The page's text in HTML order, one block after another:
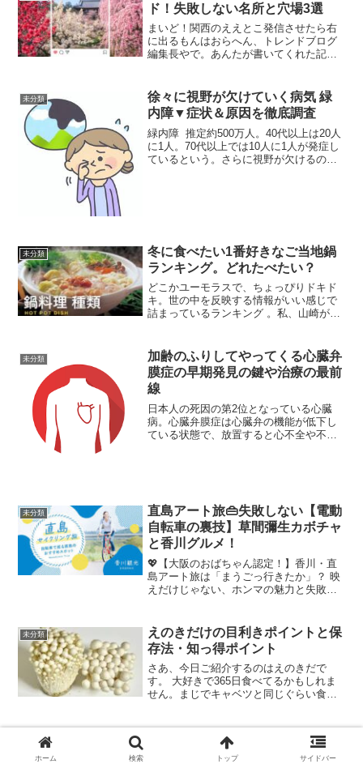
ド！失敗しない名所と穴場3選
まいど！関西のええとこ発信させたら右
に出るもんはおらへん、トレンドブログ
編集長やで。あんたが書いてくれた記
とくる「体温」が足りひんのとちゃう？
梅見に行こうと思ってる人は...
未分類
徐々に視野が欠けていく病気 緑
内障▼症状＆原因を徹底調査
緑内障 推定約500万人。40代以上は20人
に1人。70代以上では10人に1人が発症し
ているという。さらに視野が欠けるのに
未分類
冬に食べたい1番好きなご当地鍋
ランキング。どれたべたい？
どこかユーモラスで、ちょっぴりドキド
キ。世の中を反映する情報がいい感じで
詰まっているランキング 。私、山崎がだ
感できるのかプチ検証を行う企画で
す。 さあ、今週扱うのは冬...
未分類
加齢のふりしてやってくる心臓弁
膜症の早期発見の鍵や治療の最前
線
日本人の死因の第2位となっている心臓
病。心臓弁膜症は心臓弁の機能が低下し
ている状態で、放置すると心不全や不整
未分類
直島アート旅👜失敗しない【電動
自転車の裏技】草間彌生カボチャ
と香川グルメ！
💖【大阪のおばちゃん認定！】香川・直
島アート旅は「まうごっ行きたか」？ 映
えだけじゃない、ホンマの魅力と失敗し
日は、MBSラジオの人気企画「山崎香佳
のまうごっ行きたか...
未分類
えのきだけの目利きポイントと保
存法・知っ得ポイント
さあ、今日ご紹介するのはえのきだで
す。 大好きで365日食べてるかもしれま
せん。まじでキャベツと同じぐらい食べ
がなければっていうぐ...
ホーム 検索 トップ サイドバー